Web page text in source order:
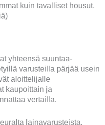
kuin tavalliset housut,
yhteensä suuntaa-
varusteilla pärjää usein
aloittelijalle
kaupoittain ja
vertailla.
lainavarusteista.